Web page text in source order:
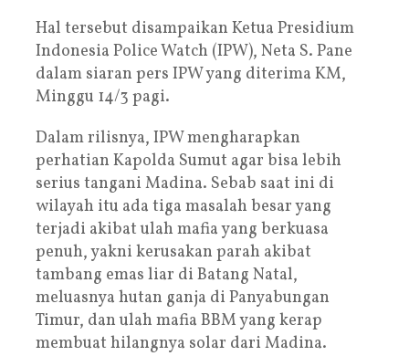
Hal tersebut disampaikan Ketua Presidium
Indonesia Police Watch (IPW), Neta S. Pane
dalam siaran pers IPW yang diterima KM,
Minggu 14/3 pagi.
Dalam rilisnya, IPW mengharapkan
perhatian Kapolda Sumut agar bisa lebih
serius tangani Madina. Sebab saat ini di
wilayah itu ada tiga masalah besar yang
terjadi akibat ulah mafia yang berkuasa
penuh, yakni kerusakan parah akibat
tambang emas liar di Batang Natal,
meluasnya hutan ganja di Panyabungan
Timur, dan ulah mafia BBM yang kerap
membuat hilangnya solar dari Madina.